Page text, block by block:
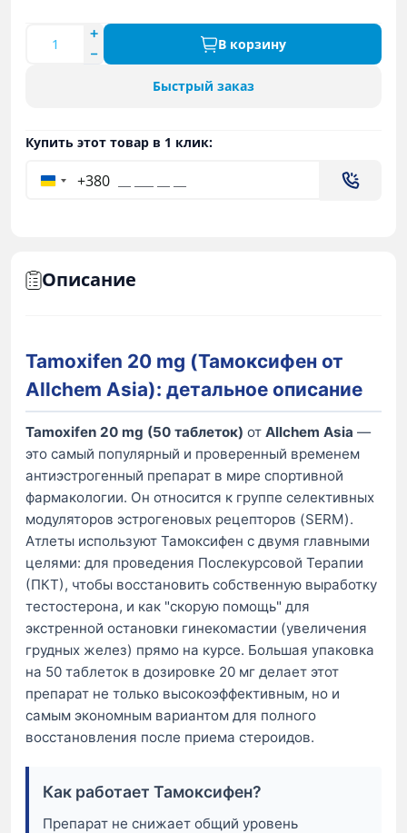
В корзину
Быстрый заказ
Купить этот товар в 1 клик:
+380
Описание
Tamoxifen 20 mg (Тамоксифен от
Allchem Asia): детальное описание
Tamoxifen 20 mg (50 таблеток) от Allchem Asia —
это самый популярный и проверенный временем
антиэстрогенный препарат в мире спортивной
фармакологии. Он относится к группе селективных
модуляторов эстрогеновых рецепторов (SERM).
Атлеты используют Тамоксифен с двумя главными
целями: для проведения Послекурсовой Терапии
(ПКТ), чтобы восстановить собственную выработку
тестостерона, и как "скорую помощь" для
экстренной остановки гинекомастии (увеличения
грудных желез) прямо на курсе. Большая упаковка
на 50 таблеток в дозировке 20 мг делает этот
препарат не только высокоэффективным, но и
самым экономным вариантом для полного
восстановления после приема стероидов.
Как работает Тамоксифен?
Препарат не снижает общий уровень